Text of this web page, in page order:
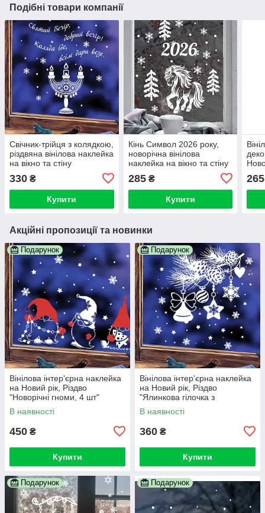
Подібні товари компанії
Свічник-трійця з колядкою,
різдвяна вінілова наклейка
на вікно та стіну
330 ₴
Купити
Кінь Символ 2026 року,
новорічна вінілова
наклейка на вікно та стіну
285₴
Купити
265
Акційні пропозиції та новинки
Подарунок
Вінілова інтер'єрна наклейка
на Новий рік, Різдво
"Новорічні гноми, 4 шт"
В наявності
450 ₴
Купити
Подарунок
Вінілова інтер'єрна наклейка
на Новий рік, Різдво
"Ялинкова гілочка з
гірляндою"
В наявності
360 ₴
Купити
Подарунок Подарунок